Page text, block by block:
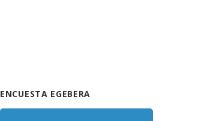
ENCUESTA EGEBERA